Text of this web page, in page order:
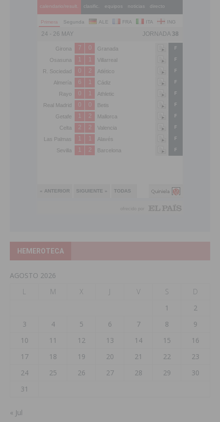
HEMEROTECA
AGOSTO 2026
L
M X J V S
D
1
2
3
4 5 6 7 8
9
10
11 12 13 14 15
16
17
18 19 20 21 22
23
24
25 26 27 28 29
30
31
« Jul